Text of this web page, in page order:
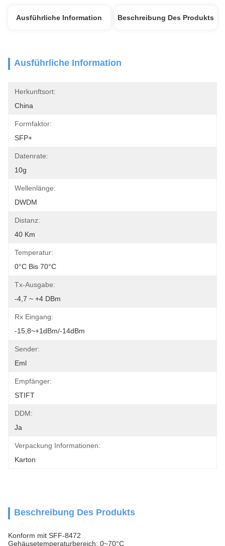
Ausführliche Information Beschreibung Des Produkts
Ausführliche Information
Herkunftsort:
China
Formfaktor:
SFP+
Datenrate:
10g
Wellenlänge:
DWDM
Distanz:
40 Km
Temperatur:
0°C Bis 70°C
Tx-Ausgabe:
-4,7 ~ +4 DBm
Rx Eingang:
-15,8~+1dBm/-14dBm
Sender:
Eml
Empfänger:
STIFT
DDM:
Ja
Verpackung Informationen:
Karton
Beschreibung Des Produkts
Konform mit SFF-8472
Gehäusetemperaturbereich: 0~70°C